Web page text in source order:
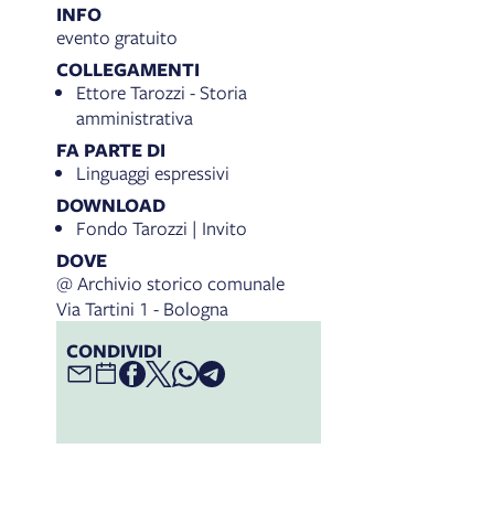
INFO
evento gratuito
COLLEGAMENTI
Ettore Tarozzi - Storia
amministrativa
FA PARTE DI
Linguaggi espressivi
DOWNLOAD
Fondo Tarozzi | Invito
DOVE
@ Archivio storico comunale
Via Tartini 1 - Bologna
CONDIVIDI